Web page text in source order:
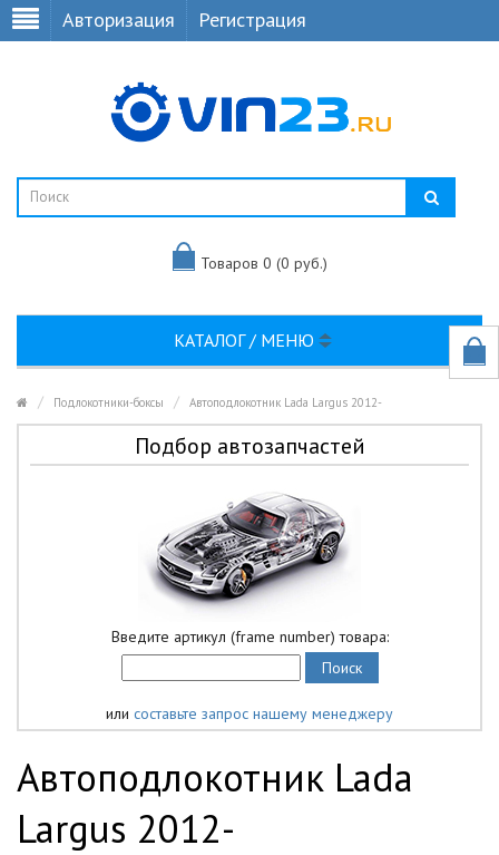
Авторизация Регистрация
Товаров 0 (0 руб.)
КАТАЛОГ / МЕНЮ
Подлокотники-боксы Автоподлокотник Lada Largus 2012-
Подбор автозапчастей
Введите артикул (frame number) товара:
или составьте запрос нашему менеджеру
Автоподлокотник Lada
Largus 2012-